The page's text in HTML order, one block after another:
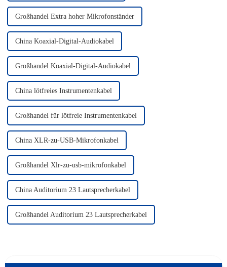
Großhandel Extra hoher Mikrofonständer
China Koaxial-Digital-Audiokabel
Großhandel Koaxial-Digital-Audiokabel
China lötfreies Instrumentenkabel
Großhandel für lötfreie Instrumentenkabel
China XLR-zu-USB-Mikrofonkabel
Großhandel Xlr-zu-usb-mikrofonkabel
China Auditorium 23 Lautsprecherkabel
Großhandel Auditorium 23 Lautsprecherkabel